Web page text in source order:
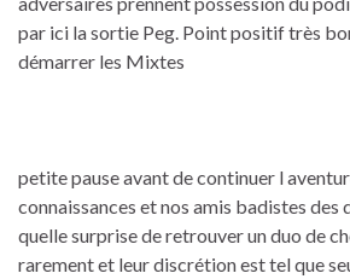
par ici la sortie Peg. Point positif très
démarrer les Mixtes
petite pause avant de continuer l
connaissances et nos amis badistes
quelle surprise de retrouver un duo de
rarement et leur discrétion est tel que